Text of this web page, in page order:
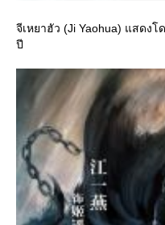
จีเหยาฮัว (Ji Yaohua) แสดงโ
ปี